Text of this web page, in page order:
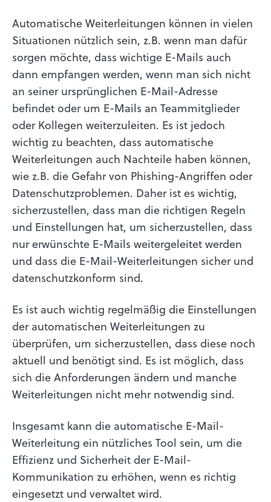
Automatische Weiterleitungen können in vielen
Situationen nützlich sein, z.B. wenn man dafür
sorgen möchte, dass wichtige E-Mails auch
dann empfangen werden, wenn man sich nicht
an seiner ursprünglichen E-Mail-Adresse
befindet oder um E-Mails an Teammitglieder
oder Kollegen weiterzuleiten. Es ist jedoch
wichtig zu beachten, dass automatische
Weiterleitungen auch Nachteile haben können,
wie z.B. die Gefahr von Phishing-Angriffen oder
Datenschutzproblemen. Daher ist es wichtig,
sicherzustellen, dass man die richtigen Regeln
und Einstellungen hat, um sicherzustellen, dass
nur erwünschte E-Mails weitergeleitet werden
und dass die E-Mail-Weiterleitungen sicher und
datenschutzkonform sind.
Es ist auch wichtig regelmäßig die Einstellungen
der automatischen Weiterleitungen zu
überprüfen, um sicherzustellen, dass diese noch
aktuell und benötigt sind. Es ist möglich, dass
sich die Anforderungen ändern und manche
Weiterleitungen nicht mehr notwendig sind.
Insgesamt kann die automatische E-Mail-
Weiterleitung ein nützliches Tool sein, um die
Effizienz und Sicherheit der E-Mail-
Kommunikation zu erhöhen, wenn es richtig
eingesetzt und verwaltet wird.